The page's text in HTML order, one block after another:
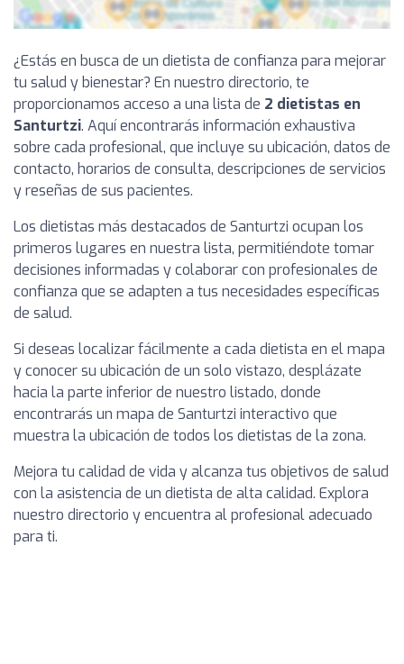
¿Estás en busca de un dietista de confianza para mejorar
tu salud y bienestar? En nuestro directorio, te
proporcionamos acceso a una lista de 2 dietistas en
Santurtzi. Aquí encontrarás información exhaustiva
sobre cada profesional, que incluye su ubicación, datos de
contacto, horarios de consulta, descripciones de servicios
y reseñas de sus pacientes.
Los dietistas más destacados de Santurtzi ocupan los
primeros lugares en nuestra lista, permitiéndote tomar
decisiones informadas y colaborar con profesionales de
confianza que se adapten a tus necesidades específicas
de salud.
Si deseas localizar fácilmente a cada dietista en el mapa
y conocer su ubicación de un solo vistazo, desplázate
hacia la parte inferior de nuestro listado, donde
encontrarás un mapa de Santurtzi interactivo que
muestra la ubicación de todos los dietistas de la zona.
Mejora tu calidad de vida y alcanza tus objetivos de salud
con la asistencia de un dietista de alta calidad. Explora
nuestro directorio y encuentra al profesional adecuado
para ti.